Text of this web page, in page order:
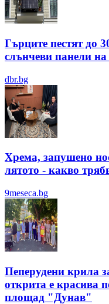
Гърците пестят до
слънчеви панели
dbr.bg
Хрема, запушено
лятотo - какво
9meseca.bg
Пеперудени крила
открита е красива
площад "Дунав"